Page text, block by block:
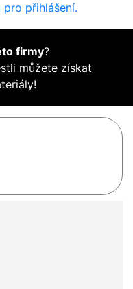
pro přihlášení.
firmy?
můžete získat